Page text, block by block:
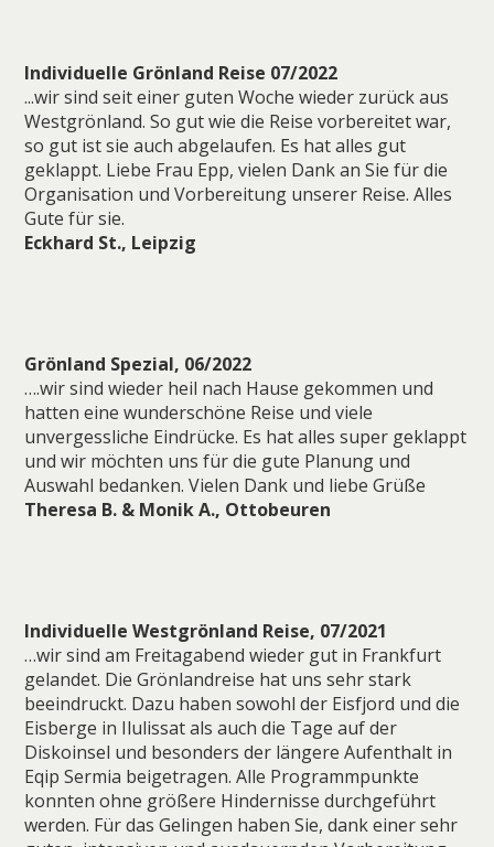
Individuelle Grönland Reise 07/2022
...wir sind seit einer guten Woche wieder zurück aus
Westgrönland. So gut wie die Reise vorbereitet war,
so gut ist sie auch abgelaufen. Es hat alles gut
geklappt. Liebe Frau Epp, vielen Dank an Sie für die
Organisation und Vorbereitung unserer Reise. Alles
Gute für sie.
Eckhard St., Leipzig
Grönland Spezial, 06/2022
….wir sind wieder heil nach Hause gekommen und
hatten eine wunderschöne Reise und viele
unvergessliche Eindrücke. Es hat alles super geklappt
und wir möchten uns für die gute Planung und
Auswahl bedanken. Vielen Dank und liebe Grüße
Theresa B. & Monik A., Ottobeuren
Individuelle Westgrönland Reise, 07/2021
…wir sind am Freitagabend wieder gut in Frankfurt
gelandet. Die Grönlandreise hat uns sehr stark
beeindruckt. Dazu haben sowohl der Eisfjord und die
Eisberge in Ilulissat als auch die Tage auf der
Diskoinsel und besonders der längere Aufenthalt in
Eqip Sermia beigetragen. Alle Programmpunkte
konnten ohne größere Hindernisse durchgeführt
werden. Für das Gelingen haben Sie, dank einer sehr